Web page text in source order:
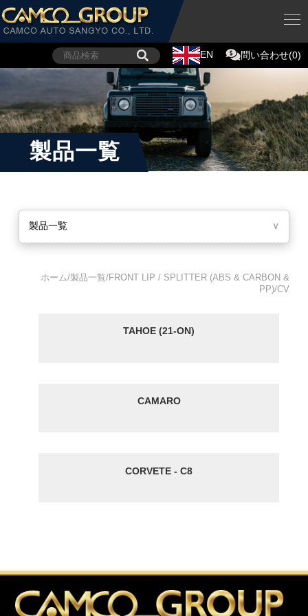
EN 問い合わせ(0)
製品一覧
製品一覧 ∨
ホーム/製品一覧/FRONT LIP / SPLITTER (ABS & CARBON &
PP)/CV
TAHOE (21-ON)
CAMARO
CORVETE - C8